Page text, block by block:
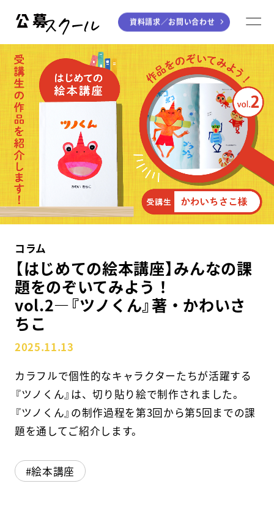
公募スクール
ジャンルから探す
小説
エッセイ
童話
ライティング
川柳・短歌・俳句
音楽（作詞・作曲）
アート・絵本
学び方から探す
デジタル講座
入門・実践講座
個別指南講座
スクールマガジン
コンセプト
ニュース
資料請求／お問い合わせ
資料請求／お問い合わせ
コラム
【はじめての絵本講座】みんなの課
題をのぞいてみよう！
vol.2―『ツノくん』著・かわいさ
ちこ
2025.11.13
カラフルで個性的なキャラクターたちが活躍する
『ツノくん』は、切り貼り絵で制作されました。
『ツノくん』の制作過程を第3回から第5回までの課
題を通してご紹介します。
絵本講座